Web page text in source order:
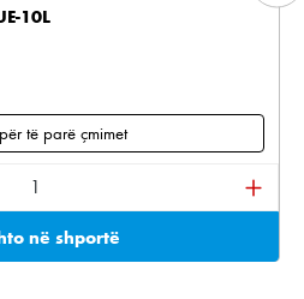
10L
të parë çmimet
sasinë e dëshiruar
në shportë